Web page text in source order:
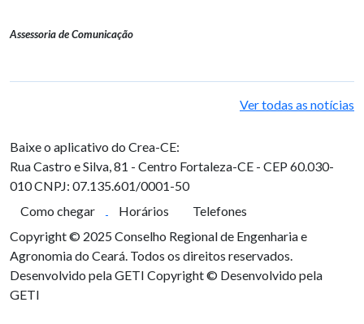
Assessoria de Comunicação
Ver todas as notícias
Baixe o aplicativo do Crea-CE:
Rua Castro e Silva, 81 - Centro Fortaleza-CE - CEP 60.030-
010CNPJ: 07.135.601/0001-50
Como chegar
Horários
Telefones
Copyright © 2025 Conselho Regional de Engenharia e
Agronomia do Ceará. Todos os direitos reservados.
Desenvolvido pela GETI Copyright © Desenvolvido pela
GETI